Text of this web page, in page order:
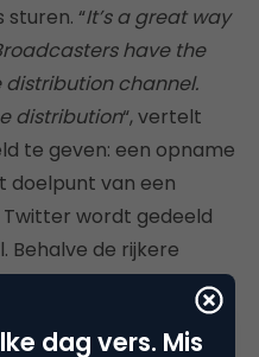
“It’s a great way
have the
channel.
distribution“, vertelt
te geven: een opname
doelpunt van een
wordt gedeeld
Behalve de rijkere
een aanjager om de
dag vers. Mis